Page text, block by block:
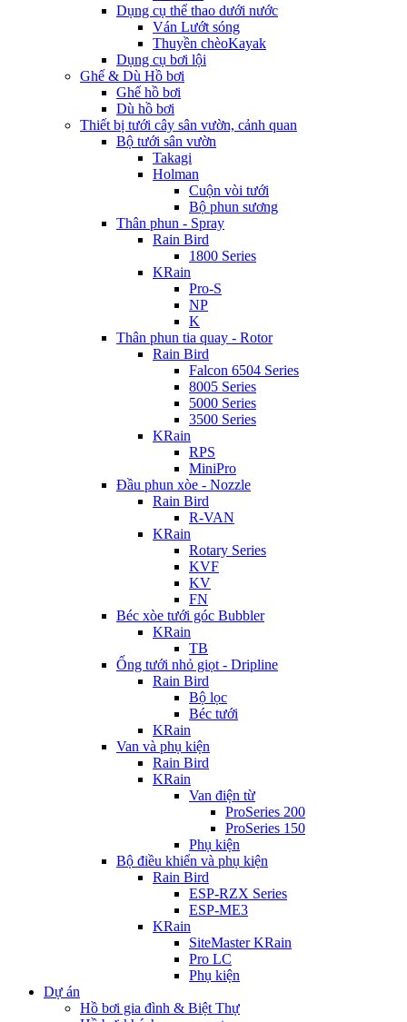
Dụng cụ thể thao dưới nước
Ván Lướt sóng
Thuyền chèoKayak
Dụng cụ bơi lội
Ghế & Dù Hồ bơi
Ghế hồ bơi
Dù hồ bơi
Thiết bị tưới cây sân vườn, cảnh quan
Bộ tưới sân vườn
Takagi
Holman
Cuộn vòi tưới
Bộ phun sương
Thân phun - Spray
Rain Bird
1800 Series
KRain
Pro-S
NP
K
Thân phun tia quay - Rotor
Rain Bird
Falcon 6504 Series
8005 Series
5000 Series
3500 Series
KRain
RPS
MiniPro
Đầu phun xòe - Nozzle
Rain Bird
R-VAN
KRain
Rotary Series
KVF
KV
FN
Béc xòe tưới góc Bubbler
KRain
TB
Ống tưới nhỏ giọt - Dripline
Rain Bird
Bộ lọc
Béc tưới
KRain
Van và phụ kiện
Rain Bird
KRain
Van điện từ
ProSeries 200
ProSeries 150
Phụ kiện
Bộ điều khiển và phụ kiện
Rain Bird
ESP-RZX Series
ESP-ME3
KRain
SiteMaster KRain
Pro LC
Phụ kiện
Dự án
Hồ bơi gia đình & Biệt Thự